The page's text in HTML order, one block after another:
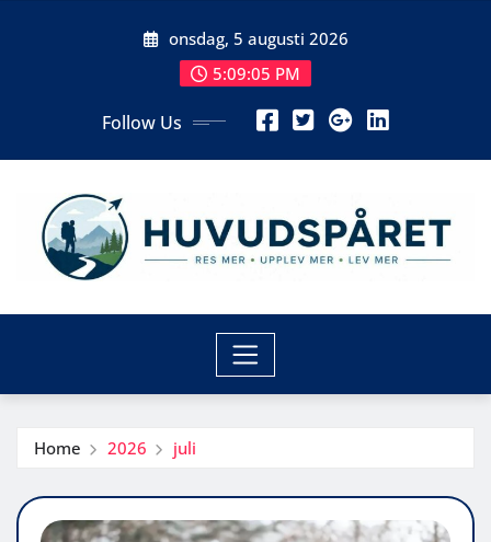
onsdag, 5 augusti 2026
5:09:06 PM
Follow Us
Home 2026 juli